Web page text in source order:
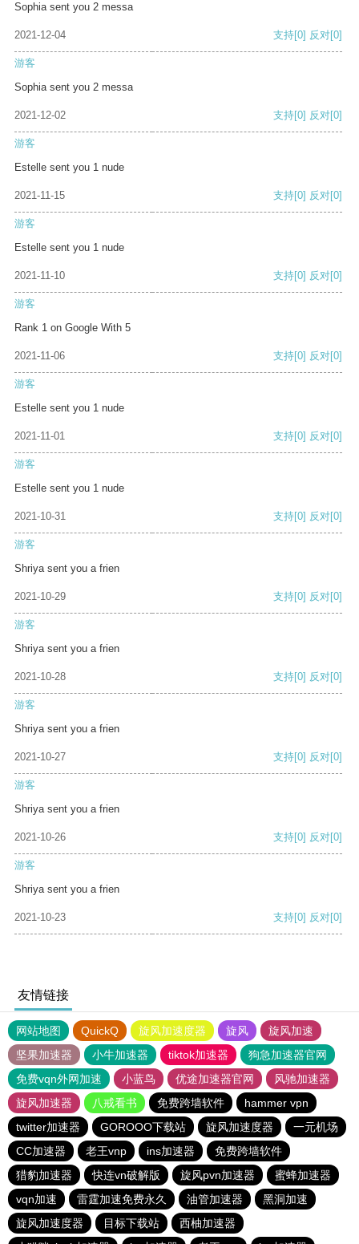
Sophia sent you 2 messa
2021-12-04 支持[0] 反对[0]
游客
Sophia sent you 2 messa
2021-12-02 支持[0] 反对[0]
游客
Estelle sent you 1 nude
2021-11-15 支持[0] 反对[0]
游客
Estelle sent you 1 nude
2021-11-10 支持[0] 反对[0]
游客
Rank 1 on Google With 5
2021-11-06 支持[0] 反对[0]
游客
Estelle sent you 1 nude
2021-11-01 支持[0] 反对[0]
游客
Estelle sent you 1 nude
2021-10-31 支持[0] 反对[0]
游客
Shriya sent you a frien
2021-10-29 支持[0] 反对[0]
游客
Shriya sent you a frien
2021-10-28 支持[0] 反对[0]
游客
Shriya sent you a frien
2021-10-27 支持[0] 反对[0]
游客
Shriya sent you a frien
2021-10-26 支持[0] 反对[0]
游客
Shriya sent you a frien
2021-10-23 支持[0] 反对[0]
友情链接
网站地图 QuickQ 旋风加速度器 旋风
旋风加速
坚果加速器
小牛加速器 tiktok加速器
狗急加速器官网
免费vqn外网加速
小蓝鸟 优途加速器官网
风驰加速器
旋风加速器
八戒看书 免费跨墙软件
hammer vpn
twitter加速器
GOROOO下载站 旋风加速度器
一元机场
CC加速器
老王vnp ins加速器
免费跨墙软件
猎豹加速器
快连vn破解版 旋风pvn加速器
蜜蜂加速器
vqn加速
雷霆加速免费永久 油管加速器
黑洞加速
旋风加速度器
目标下载站
西柚加速器